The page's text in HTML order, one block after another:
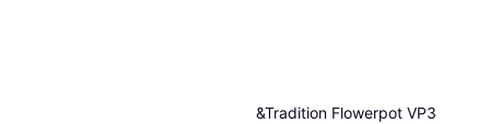
&Tradition Flowerpot VP3